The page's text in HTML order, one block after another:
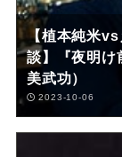
【植本純米
談】『夜明け
美武功）
2023-10-06